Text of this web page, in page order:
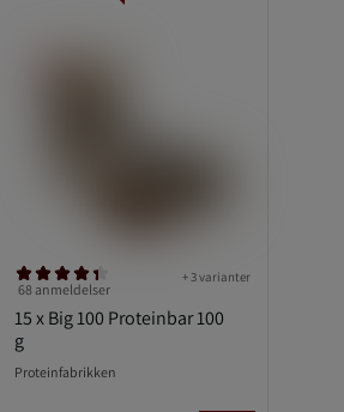
15 x Big 100 Proteinbar 100
g
+ 3 varianter
68 anmeldelser
Proteinfabrikken